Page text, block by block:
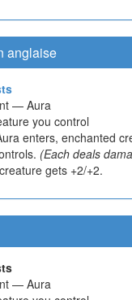
anglaise
— Aura
you control
enters, enchanted
(Each deals
gets +2/+2.
— Aura